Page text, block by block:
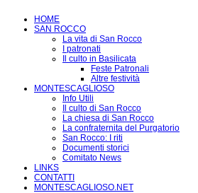
HOME
SAN ROCCO
La vita di San Rocco
I patronati
Il culto in Basilicata
Feste Patronali
Altre festività
MONTESCAGLIOSO
Info Utili
Il culto di San Rocco
La chiesa di San Rocco
La confraternita del Purgatorio
San Rocco: I riti
Documenti storici
Comitato News
LINKS
CONTATTI
MONTESCAGLIOSO.NET